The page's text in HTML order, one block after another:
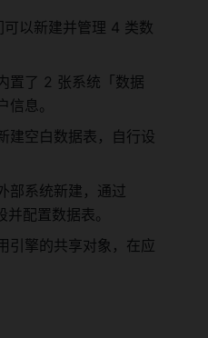
以新建并管理 4 类数
置了 2 张系统「数据
信息。
建空白数据表，自行设
部系统新建，通过
配置数据表。
引擎的共享对象，在应